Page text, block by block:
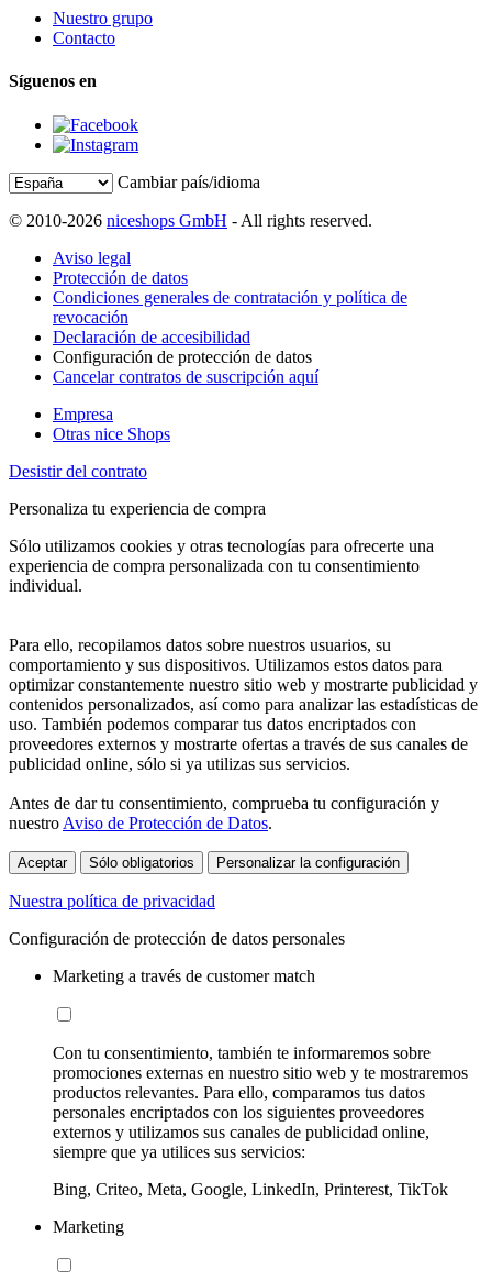
Nuestro grupo
Contacto
Síguenos en
Cambiar país/idioma
© 2010-2026 niceshops GmbH - All rights reserved.
Aviso legal
Protección de datos
Condiciones generales de contratación y política de
revocación
Declaración de accesibilidad
Configuración de protección de datos
Cancelar contratos de suscripción aquí
Empresa
Otras nice Shops
Desistir del contrato
Personaliza tu experiencia de compra
Sólo utilizamos cookies y otras tecnologías para ofrecerte una
experiencia de compra personalizada con tu consentimiento
individual.
Para ello, recopilamos datos sobre nuestros usuarios, su
comportamiento y sus dispositivos. Utilizamos estos datos para
optimizar constantemente nuestro sitio web y mostrarte publicidad y
contenidos personalizados, así como para analizar las estadísticas de
uso. También podemos comparar tus datos encriptados con
proveedores externos y mostrarte ofertas a través de sus canales de
publicidad online, sólo si ya utilizas sus servicios.
Antes de dar tu consentimiento, comprueba tu configuración y
nuestro Aviso de Protección de Datos.
Aceptar Sólo obligatorios Personalizar la configuración
Nuestra política de privacidad
Configuración de protección de datos personales
Marketing a través de customer match
Con tu consentimiento, también te informaremos sobre
promociones externas en nuestro sitio web y te mostraremos
productos relevantes. Para ello, comparamos tus datos
personales encriptados con los siguientes proveedores
externos y utilizamos sus canales de publicidad online,
siempre que ya utilices sus servicios:
Bing, Criteo, Meta, Google, LinkedIn, Printerest, TikTok
Marketing